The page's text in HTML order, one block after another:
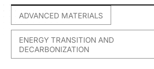
ADVANCED MATERIALS
ENERGY TRANSITION AND
DECARBONIZATION